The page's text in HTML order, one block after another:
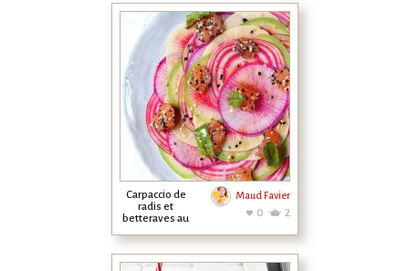
Carpaccio de
radis et
betteraves au
Maud Favier
0 2